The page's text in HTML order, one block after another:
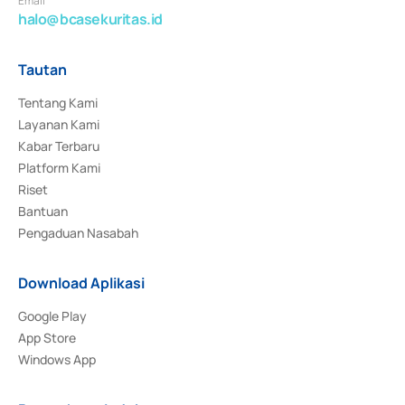
halo@bcasekuritas.id
Tautan
Tentang Kami
Layanan Kami
Kabar Terbaru
Platform Kami
Riset
Bantuan
Pengaduan Nasabah
Download Aplikasi
Google Play
App Store
Windows App